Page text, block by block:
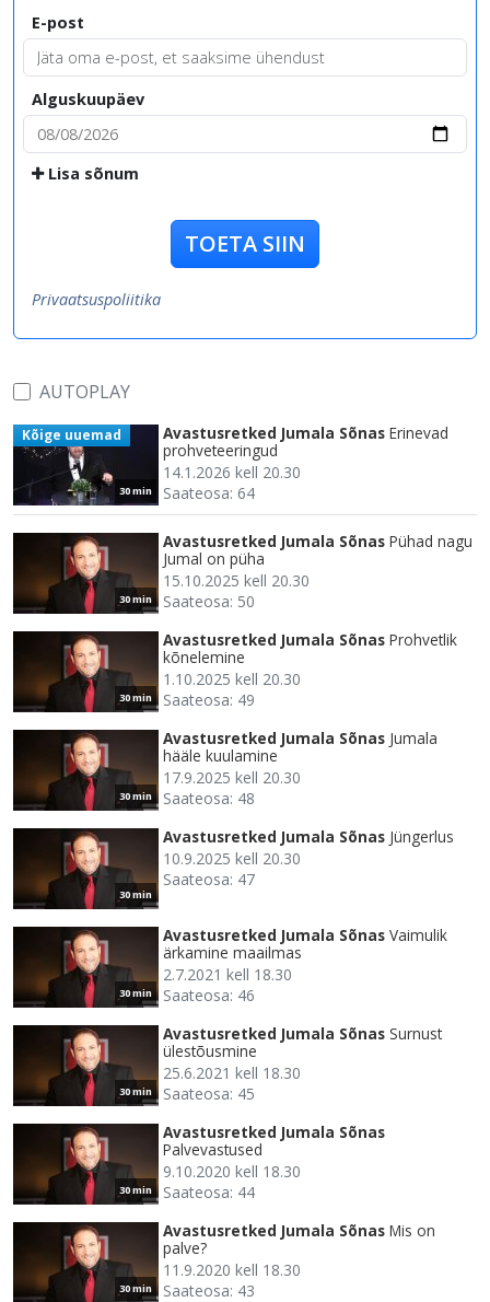
E-post
Alguskuupäev
Lisa sõnum
TOETA SIIN
Privaatsuspoliitika
AUTOPLAY
30 min
Kõige uuemad Avastusretked Jumala Sõnas Erinevad
prohveteeringud
14.1.2026 kell 20.30
Saateosa: 64
30 min
Avastusretked Jumala Sõnas Pühad nagu
Jumal on püha
15.10.2025 kell 20.30
Saateosa: 50
30 min
Avastusretked Jumala Sõnas Prohvetlik
kõnelemine
1.10.2025 kell 20.30
Saateosa: 49
30 min
Avastusretked Jumala Sõnas Jumala
hääle kuulamine
17.9.2025 kell 20.30
Saateosa: 48
30 min
Avastusretked Jumala Sõnas Jüngerlus
10.9.2025 kell 20.30
Saateosa: 47
30 min
Avastusretked Jumala Sõnas Vaimulik
ärkamine maailmas
2.7.2021 kell 18.30
Saateosa: 46
30 min
Avastusretked Jumala Sõnas Surnust
ülestõusmine
25.6.2021 kell 18.30
Saateosa: 45
30 min
Avastusretked Jumala Sõnas
Palvevastused
9.10.2020 kell 18.30
Saateosa: 44
30 min
Avastusretked Jumala Sõnas Mis on
palve?
11.9.2020 kell 18.30
Saateosa: 43